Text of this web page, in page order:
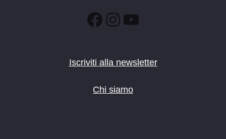
Facebook
Instagram
YouTube
Iscriviti alla newsletter
Chi siamo